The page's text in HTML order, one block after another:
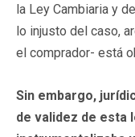
la Ley Cambiaria y
lo injusto del caso,
el comprador- está
Sin embargo,
de validez de esta